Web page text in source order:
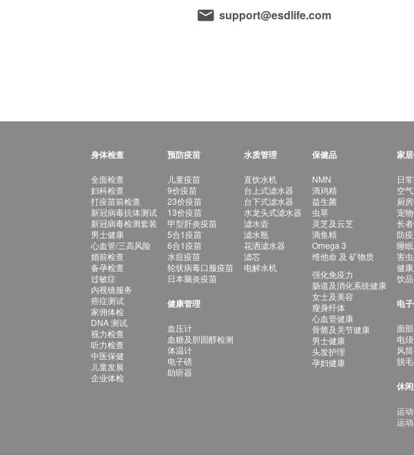
support@esdlife.com
身体检查
全面检查
妇科检查
打疫苗前检查
新冠病毒抗体测试
新冠病毒检测套装
男士健康
心血管/三高风险
婚前检查
备孕检查
过敏症
内视镜服务
癌症测试
家佣体检
DNA 测试
视力检查
听力检查
中医保健
儿童发展
企业体检
预防疫苗
儿童疫苗
9价疫苗
23价疫苗
13价疫苗
甲型肝炎疫苗
5合1疫苗
6合1疫苗
水痘疫苗
轮状病毒口服疫苗
日本脑炎疫苗
健康管理
血压计
血糖及胆固醇检测
体温计
电子磅
助听器
水质管理
直饮水机
台上式滤水器
台下式滤水器
水龙头式滤水器
滤水壶
滤水瓶
花洒滤水器
滤芯
电解水机
保健品
NMN
滴鸡精
益生菌
虫草
灵芝及云芝
滴鱼精
Omega 3
维他命 及 矿物质
强化免疫力
肠道及消化系统健康
女士及美容
瘦身纤体
心血管健康
骨骼及关节健康
男士健康
头发护理
孕妇健康
家
日
空
厨
宠
长
防
睡
害
健
饮品
电
面
电
风筒
脱
休
运
运